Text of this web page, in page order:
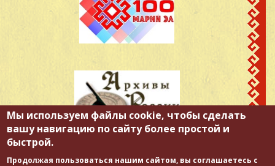
Мы используем файлы cookie, чтобы сделать
вашу навигацию по сайту более простой и
быстрой.
Продолжая пользоваться нашим сайтом, вы соглашаетесь с